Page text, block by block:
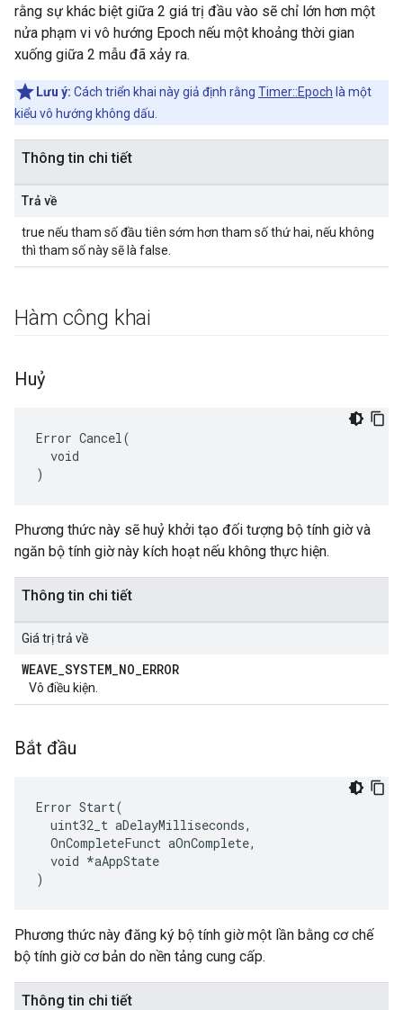
rằng sự khác biệt giữa 2 giá trị đầu vào sẽ chỉ lớn hơn một
nửa phạm vi vô hướng Epoch nếu một khoảng thời gian
xuống giữa 2 mẫu đã xảy ra.
Lưu ý: Cách triển khai này giả định rằng Timer::Epoch là một
kiểu vô hướng không dấu.
Thông tin chi tiết
Trả về
true nếu tham số đầu tiên sớm hơn tham số thứ hai, nếu không
thì tham số này sẽ là false.
Hàm công khai
Huỷ
Error Cancel(
  void
)
Phương thức này sẽ huỷ khởi tạo đối tượng bộ tính giờ và
ngăn bộ tính giờ này kích hoạt nếu không thực hiện.
Thông tin chi tiết
Giá trị trả về
WEAVE_SYSTEM_NO_ERROR
Vô điều kiện.
Bắt đầu
Error Start(
  uint32_t aDelayMilliseconds,
  OnCompleteFunct aOnComplete,
  void *aAppState
)
Phương thức này đăng ký bộ tính giờ một lần bằng cơ chế
bộ tính giờ cơ bản do nền tảng cung cấp.
Thông tin chi tiết